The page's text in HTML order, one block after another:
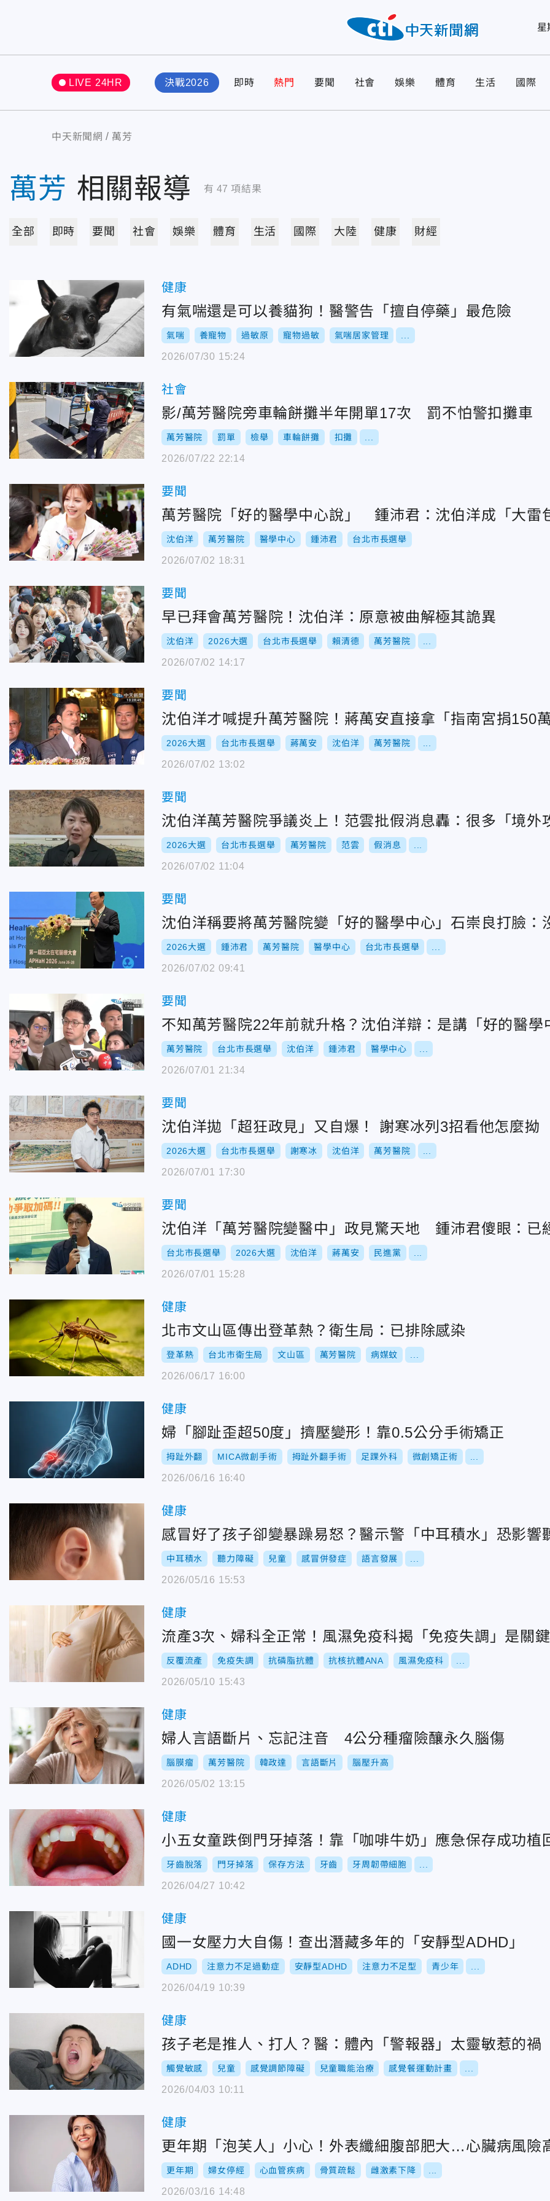
星
LIVE 24HR 決戰2026 即時 熱門 要聞 社會 娛樂 體育 生活 國際
中天新聞網 萬芳
萬芳 相關報導 有 47 項結果
全部 即時 要聞 社會 娛樂 體育 生活 國際 大陸 健康 財經
健康
有氣喘還是可以養貓狗！醫警告「擅自停藥」最危險
氣喘 養寵物 過敏原 寵物過敏 氣喘居家管理
2026/07/30 15:24
社會
影/萬芳醫院旁車輪餅攤半年開單17次 罰不怕警扣攤車
萬芳醫院 罰單 檢舉 車輪餅攤 扣攤
2026/07/22 22:14
要聞
萬芳醫院「好的醫學中心說」 鍾沛君：沈伯洋成「大雷
沈伯洋 萬芳醫院 醫學中心 鍾沛君 台北市長選舉
2026/07/02 18:31
要聞
早已拜會萬芳醫院！沈伯洋：原意被曲解極其詭異
沈伯洋 2026大選 台北市長選舉 賴清德 萬芳醫院
2026/07/02 14:17
要聞
沈伯洋才喊提升萬芳醫院！蔣萬安直接拿「指南宮捐150
2026大選 台北市長選舉 蔣萬安 沈伯洋 萬芳醫院
2026/07/02 13:02
要聞
沈伯洋萬芳醫院爭議炎上！范雲批假消息轟：很多「境外
2026大選 台北市長選舉 萬芳醫院 范雲 假消息
2026/07/02 11:04
要聞
沈伯洋稱要將萬芳醫院變「好的醫學中心」石崇良打臉：
2026大選 鍾沛君 萬芳醫院 醫學中心 台北市長選舉
2026/07/02 09:41
要聞
不知萬芳醫院22年前就升格？沈伯洋辯：是講「好的醫學
萬芳醫院 台北市長選舉 沈伯洋 鍾沛君 醫學中心
2026/07/01 21:34
要聞
沈伯洋拋「超狂政見」又自爆！ 謝寒冰列3招看他怎麼
2026大選 台北市長選舉 謝寒冰 沈伯洋 萬芳醫院
2026/07/01 17:30
要聞
沈伯洋「萬芳醫院變醫中」政見驚天地 鍾沛君傻眼：已
台北市長選舉 2026大選 沈伯洋 蔣萬安 民進黨
2026/07/01 15:28
健康
北市文山區傳出登革熱？衛生局：已排除感染
登革熱 台北市衛生局 文山區 萬芳醫院 病媒蚊
2026/06/17 16:00
健康
婦「腳趾歪超50度」擠壓變形！靠0.5公分手術矯正
拇趾外翻 MICA微創手術 拇趾外翻手術 足踝外科 微創矯正術
2026/06/16 16:40
健康
感冒好了孩子卻變暴躁易怒？醫示警「中耳積水」恐影響
中耳積水 聽力障礙 兒童 感冒併發症 語言發展
2026/05/16 15:53
健康
流產3次、婦科全正常！風濕免疫科揭「免疫失調」是關鍵
反覆流產 免疫失調 抗磷脂抗體 抗核抗體ANA 風濕免疫科
2026/05/10 15:43
健康
婦人言語斷片、忘記注音 4公分種瘤險釀永久腦傷
腦膜瘤 萬芳醫院 韓政達 言語斷片 腦壓升高
2026/05/02 13:15
健康
小五女童跌倒門牙掉落！靠「咖啡牛奶」應急保存成功植
牙齒脫落 門牙掉落 保存方法 牙齒 牙周韌帶細胞
2026/04/27 10:42
健康
國一女壓力大自傷！查出潛藏多年的「安靜型ADHD」
ADHD 注意力不足過動症 安靜型ADHD 注意力不足型 青少年
2026/04/19 10:39
健康
孩子老是推人、打人？醫：體內「警報器」太靈敏惹的禍
觸覺敏感 兒童 感覺調節障礙 兒童職能治療 感覺餐運動計畫
2026/04/03 10:11
健康
更年期「泡芙人」小心！外表纖細腹部肥大…心臟病風險
更年期 婦女停經 心血管疾病 骨質疏鬆 雌激素下降
2026/03/16 14:48